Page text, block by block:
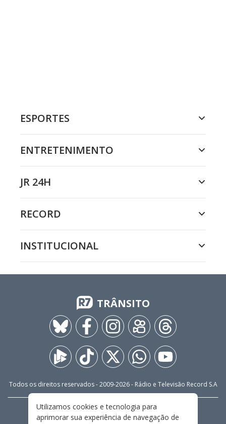
ESPORTES
ENTRETENIMENTO
JR 24H
RECORD
INSTITUCIONAL
TRÂNSITO
Todos os direitos reservados - 2009-2026- Rádio e Televisão Record S.A
FALE CONOSCO
PRIVACIDADE
Utilizamos cookies e tecnologia para
aprimorar sua experiência de navegação de